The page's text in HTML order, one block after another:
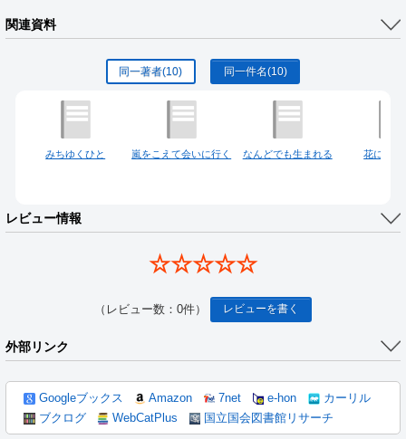
関連資料
同一著者(10) 同一件名(10)
みちゆくひと 嵐をこえて会いに行く なんどでも生まれる 花に埋も
レビュー情報
☆☆☆☆☆
（レビュー数：0件） レビューを書く
外部リンク
Googleブックス Amazon 7net e-hon
カーリル
ブクログ
WebCatPlus 国立国会図書館リサーチ